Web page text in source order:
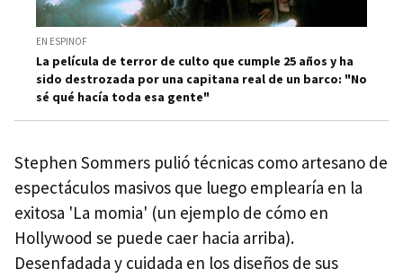
EN ESPINOF
La película de terror de culto que cumple 25 años y ha
sido destrozada por una capitana real de un barco: "No
sé qué hacía toda esa gente"
Stephen Sommers pulió técnicas como artesano de
espectáculos masivos que luego emplearía en la
exitosa 'La momia' (un ejemplo de cómo en
Hollywood se puede caer hacia arriba).
Desenfadada y cuidada en los diseños de sus